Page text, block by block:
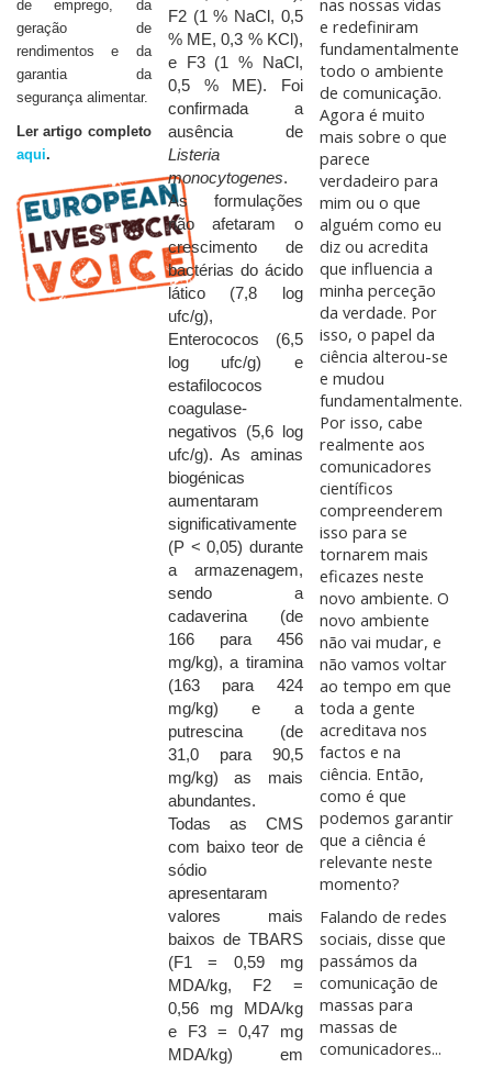
de emprego, da
geração de
rendimentos e da
garantia da
segurança alimentar.
Ler artigo completo
aqui.
F2 (1 % NaCl, 0,5
% ME, 0,3 % KCl),
e F3 (1 % NaCl,
0,5 % ME). Foi
confirmada a
ausência de
Listeria
monocytogenes.
As formulações
não afetaram o
crescimento de
bactérias do ácido
lático (7,8 log
ufc/g),
Enterococos (6,5
log ufc/g) e
estafilococos
coagulase-
negativos (5,6 log
ufc/g). As aminas
biogénicas
aumentaram
significativamente
(P < 0,05) durante
a armazenagem,
sendo a
cadaverina (de
166 para 456
mg/kg), a tiramina
(163 para 424
mg/kg) e a
putrescina (de
31,0 para 90,5
mg/kg) as mais
abundantes.
Todas as CMS
com baixo teor de
sódio
apresentaram
valores mais
baixos de TBARS
(F1 = 0,59 mg
MDA/kg, F2 =
0,56 mg MDA/kg
e F3 = 0,47 mg
MDA/kg) em
nas nossas vidas
e redefiniram
fundamentalmente
todo o ambiente
de comunicação.
Agora é muito
mais sobre o que
parece
verdadeiro para
mim ou o que
alguém como eu
diz ou acredita
que influencia a
minha perceção
da verdade. Por
isso, o papel da
ciência alterou-se
e mudou
fundamentalmente.
Por isso, cabe
realmente aos
comunicadores
científicos
compreenderem
isso para se
tornarem mais
eficazes neste
novo ambiente. O
novo ambiente
não vai mudar, e
não vamos voltar
ao tempo em que
toda a gente
acreditava nos
factos e na
ciência. Então,
como é que
podemos garantir
que a ciência é
relevante neste
momento?
Falando de redes
sociais, disse que
passámos da
comunicação de
massas para
massas de
comunicadores...